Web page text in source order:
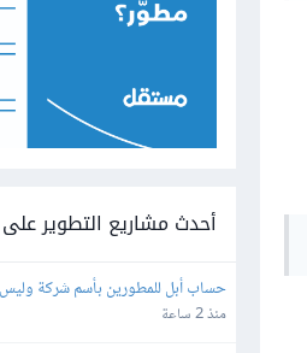
أحدث مشاريع التطوير
حساب أبل للمطورين بأسم شركة
منذ 2 ساعة